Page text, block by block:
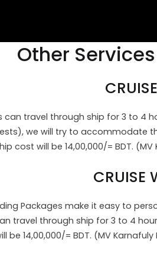
Other
can travel through ship for 3
we will try to
cost will be 14,00,000/= BDT.
CRUISE
Packages make it easy to
travel through ship for 3 to 4
be 14,00,000/= BDT. (MV